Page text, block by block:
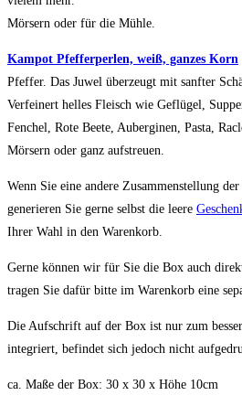
Mörsern oder für die Mühle.
Kampot Pfefferperlen, weiß, ganzes Korn
Pfeffer. Das Juwel überzeugt mit sanfter
Verfeinert helles Fleisch wie Geflügel,
Fenchel, Rote Beete, Auberginen, Pasta,
Mörsern oder ganz aufstreuen.
Wenn Sie eine andere Zusammenstellung
generieren Sie gerne selbst die leere
Ihrer Wahl in den Warenkorb.
Gerne können wir für Sie die Box auch direkt
tragen Sie dafür bitte im Warenkorb eine
Die Aufschrift auf der Box ist nur zum
integriert, befindet sich jedoch nicht
ca. Maße der Box: 30 x 30 x Höhe 10cm